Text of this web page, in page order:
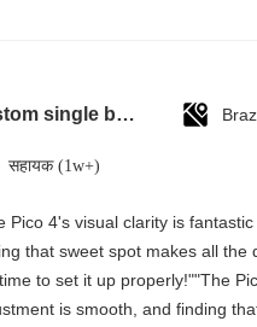
custom single bottle packaging paper wine gift glass bag 2 bottle black wine tote carry bags
सहायक (1w+)
Pico 4's visual clarity is
that sweet spot makes all the
to set it up properly!""The
is smooth, and finding